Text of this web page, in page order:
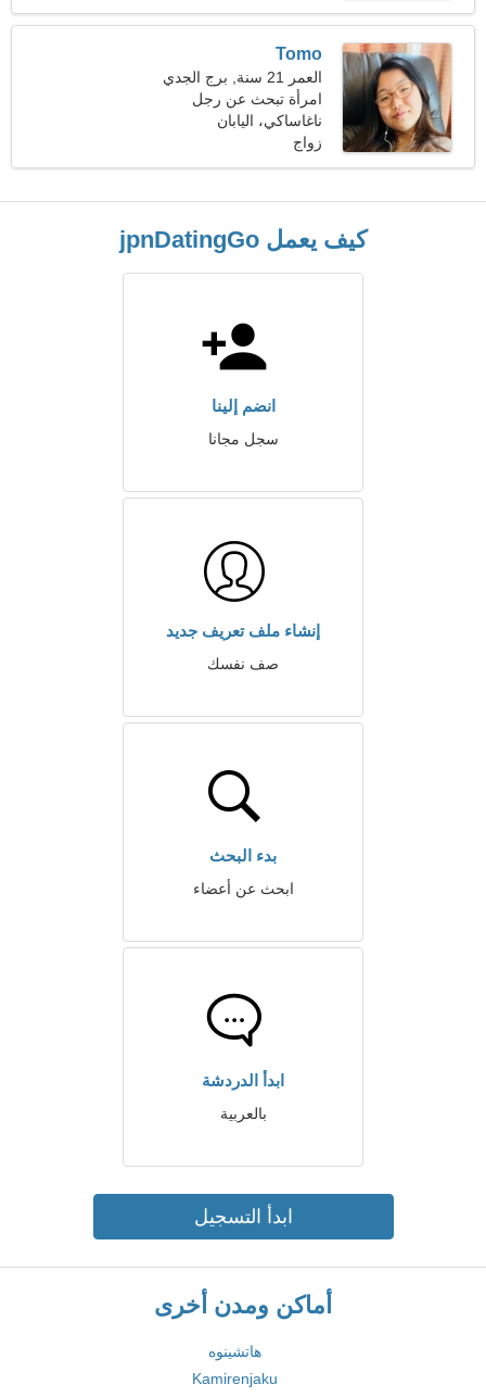
Tomo
العمر 21 سنة, برج الجدي
امرأة تبحث عن رجل
ناغاساكي، اليابان
زواج
كيف يعمل jpnDatingGo
انضم إلينا
سجل مجانا
إنشاء ملف تعريف جديد
صف نفسك
بدء البحث
ابحث عن أعضاء
ابدأ الدردشة
بالعربية
ابدأ التسجيل
أماكن ومدن أخرى
هاتشينوه
Kamirenjaku